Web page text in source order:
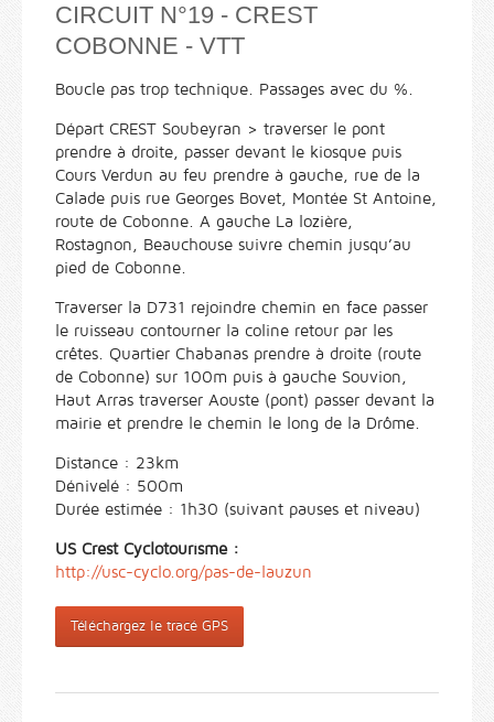
CIRCUIT N°19 - CREST
COBONNE - VTT
Boucle pas trop technique. Passages avec du %.
Départ CREST Soubeyran > traverser le pont
prendre à droite, passer devant le kiosque puis
Cours Verdun au feu prendre à gauche, rue de la
Calade puis rue Georges Bovet, Montée St Antoine,
route de Cobonne. A gauche La lozière,
Rostagnon, Beauchouse suivre chemin jusqu’au
pied de Cobonne.
Traverser la D731 rejoindre chemin en face passer
le ruisseau contourner la coline retour par les
crêtes. Quartier Chabanas prendre à droite (route
de Cobonne) sur 100m puis à gauche Souvion,
Haut Arras traverser Aouste (pont) passer devant la
mairie et prendre le chemin le long de la Drôme.
Distance : 23km
Dénivelé : 500m
Durée estimée : 1h30 (suivant pauses et niveau)
US Crest Cyclotourisme :
http://usc-cyclo.org/pas-de-lauzun
Téléchargez le tracé GPS